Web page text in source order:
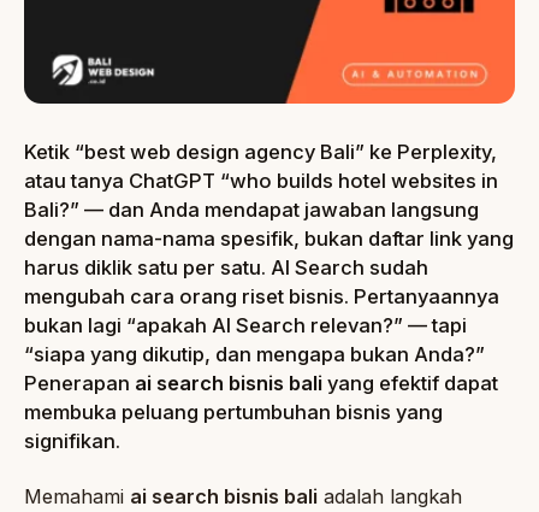
Ketik “best web design agency Bali” ke Perplexity,
atau tanya ChatGPT “who builds hotel websites in
Bali?” — dan Anda mendapat jawaban langsung
dengan nama-nama spesifik, bukan daftar link yang
harus diklik satu per satu. AI Search sudah
mengubah cara orang riset bisnis. Pertanyaannya
bukan lagi “apakah AI Search relevan?” — tapi
“siapa yang dikutip, dan mengapa bukan Anda?”
Penerapan ai search bisnis bali yang efektif dapat
membuka peluang pertumbuhan bisnis yang
signifikan.
Memahami ai search bisnis bali adalah langkah